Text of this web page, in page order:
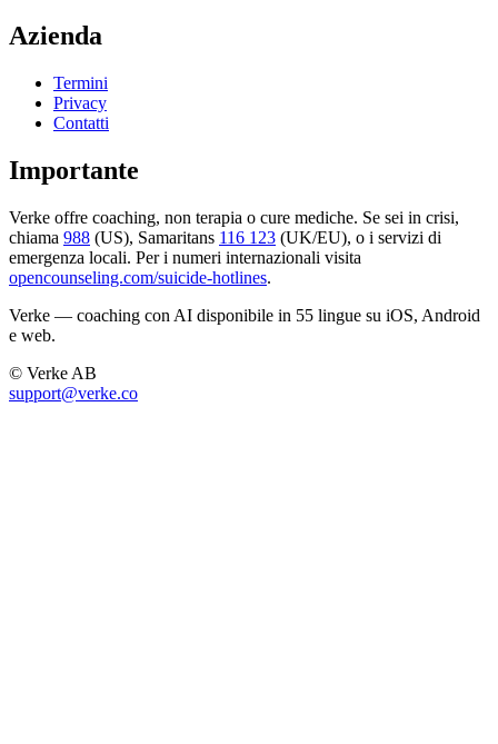
Azienda
Termini
Privacy
Contatti
Importante
Verke offre coaching, non terapia o cure mediche. Se sei in crisi,
chiama 988 (US), Samaritans 116 123 (UK/EU), o i servizi di
emergenza locali. Per i numeri internazionali visita
opencounseling.com/suicide-hotlines.
Verke — coaching con AI disponibile in 55 lingue su iOS, Android
e web.
© Verke AB
support@verke.co